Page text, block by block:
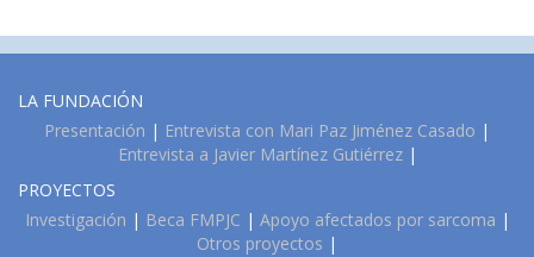
LA FUNDACIÓN
Presentación | Entrevista con Mari Paz Jiménez Casado |
Entrevista a Javier Martínez Gutiérrez|
PROYECTOS
Investigación | Beca FMPJC | Apoyo afectados por sarcoma |
Otros proyectos |